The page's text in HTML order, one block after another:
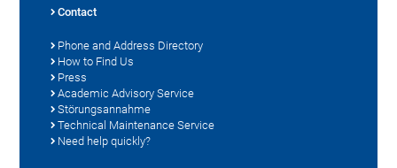
Contact
Phone and Address Directory
How to Find Us
Press
Academic Advisory Service
Störungsannahme
Technical Maintenance Service
Need help quickly?